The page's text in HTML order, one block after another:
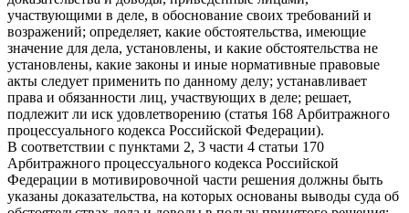
участвующими в деле, в обоснование своих требований и
возражений; определяет, какие обстоятельства, имеющие
значение для дела, установлены, и какие обстоятельства не
установлены, какие законы и иные нормативные правовые
акты следует применить по данному делу; устанавливает
права и обязанности лиц, участвующих в деле; решает,
подлежит ли иск удовлетворению (статья 168 Арбитражного
процессуального кодекса Российской Федерации).
В соответствии с пунктами 2, 3 части 4 статьи 170
Арбитражного процессуального кодекса Российской
Федерации в мотивировочной части решения должны быть
указаны доказательства, на которых основаны выводы суда об